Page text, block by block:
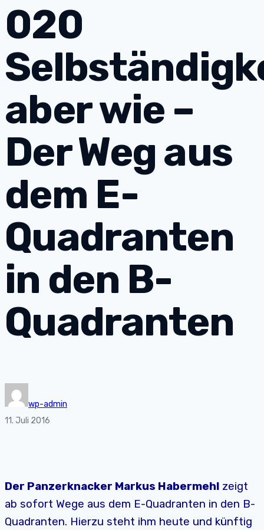
020
aber wie –
Der Weg aus
dem E-
Quadranten
in den B-
Quadranten
wp-admin
11. Juli 2016
Der Panzerknacker Markus Habermehl zeigt
ab sofort Wege aus dem E-Quadranten in den B-
Quadranten. Hierzu steht ihm heute und künftig